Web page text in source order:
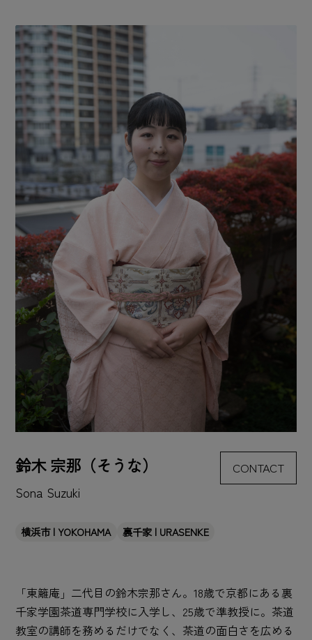
鈴木 宗那（そうな）
Sona Suzuki
横浜市 | YOKOHAMA 裏千家 | URASENKE
「東籬庵」二代目の鈴木宗那さん。18歳で京都にある裏
千家学園茶道専門学校に入学し、25歳で準教授に。茶道
教室の講師を務めるだけでなく、茶道の面白さを広める
CONTACT